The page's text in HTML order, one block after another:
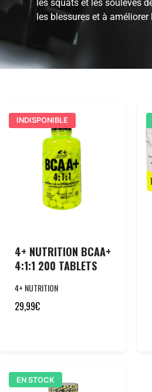
les squats et les soulevés
les blessures et à
INDISPONIBLE
4+ NUTRITION BCAA+
4:1:1 200 TABLETS
4+ NUTRITION
29,99€
EN STOCK